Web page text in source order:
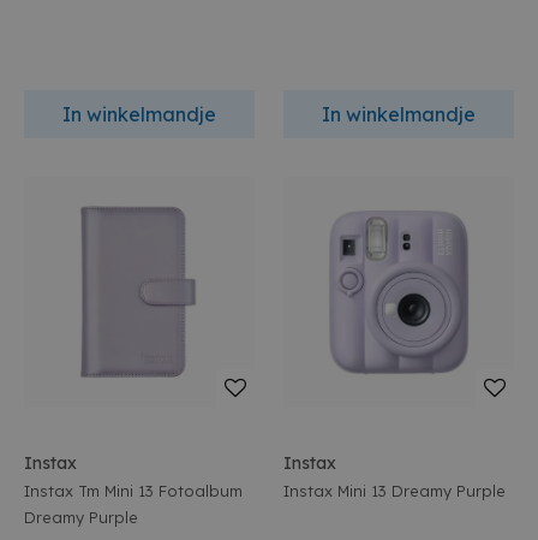
In winkelmandje In winkelmandje
Instax
Instax Tm Mini 13 Fotoalbum
Dreamy Purple
Instax
Instax Mini 13 Dreamy Purple